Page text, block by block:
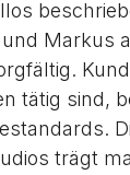
Markus
tätig sind,
trägt